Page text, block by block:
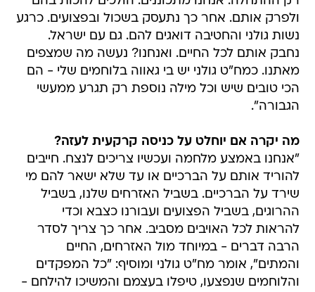
ולפרק אותם. אחר כך נתעסק בשכול ובפצועים. כרגע
נשות גולני והחטיבה דואגים להם. גם עם ישראל.
נחבק אותם לכל החיים. ואנחנו? נעשה מה שמצפים
מאתנו. כמח"ט גולני יש בי גאווה בלוחמים שלי - הם
הכי טובים שיש וכל מילה נוספת רק תגרע ממעשי
הגבורה".
מה יקרה אם יוחלט על כניסה קרקעית לעזה?
"אנחנו באמצע מלחמה ועכשיו צריכים לנצח. חייבים
להוריד אותם על הברכיים או עד שלא ישאר להם מי
שירד על הברכיים. בשביל האזרחים שלנו, בשביל
ההרוגים, בשביל הפצועים ועבורנו כצבא וכדי
להראות לכל האויבים מסביב. אחר כך צריך לסדר
הרבה דברים - במיוחד מול האזרחים, החיים
והמתים", אומר מח"ט גולני ומוסיף: "כל המפקדים
והלוחמים שנפצעו, טיפלו בעצמם והמשיכו להילחם -